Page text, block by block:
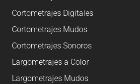
Cortometrajes Digitales
Cortometrajes Mudos
Cortometrajes Sonoros
Largometrajes a Color
Largometrajes Mudos